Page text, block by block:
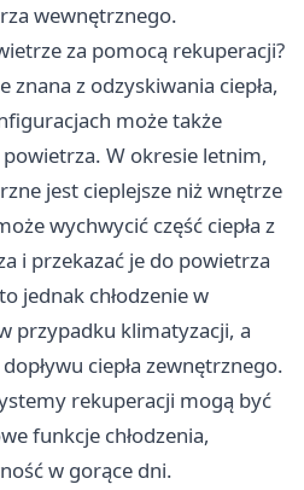
wewnętrznego.
za pomocą rekuperacji?
znana z odzyskiwania ciepła,
może także
W okresie letnim,
jest cieplejsze niż wnętrze
wychwycić część ciepła z
i przekazać je do powietrza
jednak chłodzenie w
przypadku klimatyzacji, a
ciepła zewnętrznego.
rekuperacji mogą być
funkcje chłodzenia,
w gorące dni.